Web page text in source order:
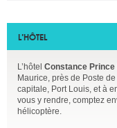
L’HÔTEL
L’hôtel Constance Prince
Maurice, près de Poste
capitale, Port Louis, et à
vous y rendre, comptez
hélicoptère.